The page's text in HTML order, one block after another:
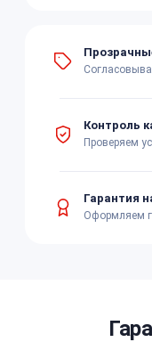
Контроль
Проверяем
Гарантия
Оформляем